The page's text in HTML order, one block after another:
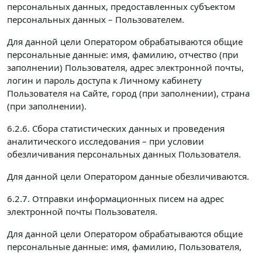
персональных данных, предоставленных субъектом
персональных данных – Пользователем.
Для данной цели Оператором обрабатываются общие
персональные данные: имя, фамилию, отчество (при
заполнении) Пользователя, адрес электронной почты,
логин и пароль доступа к Личному кабинету
Пользователя на Сайте, город (при заполнении), страна
(при заполнении).
6.2.6. Сбора статистических данных и проведения
аналитического исследования – при условии
обезличивания персональных данных Пользователя.
Для данной цели Оператором данные обезличиваются.
6.2.7. Отправки информационных писем на адрес
электронной почты Пользователя.
Для данной цели Оператором обрабатываются общие
персональные данные: имя, фамилию, Пользователя,